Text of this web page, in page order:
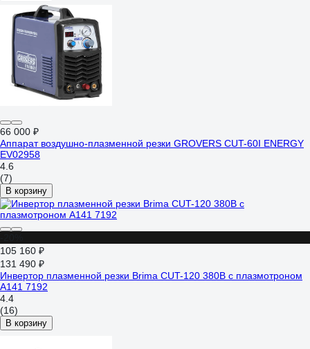
66 000 ₽
Аппарат воздушно-плазменной резки GROVERS CUT-60I ENERGY
EV02958
4.6
(7)
В корзину
105 160 ₽
131 490 ₽
Инвертор плазменной резки Brima CUT-120 380В с плазмотроном
А141 7192
4.4
(16)
В корзину